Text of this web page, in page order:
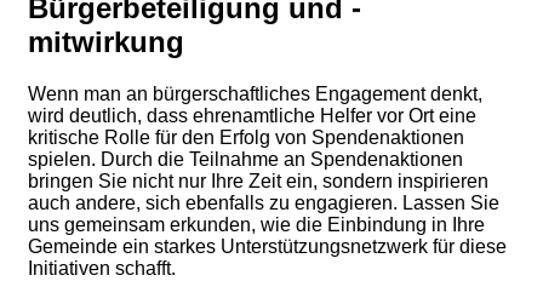
Bürgerbeteiligung und -
mitwirkung
Wenn man an bürgerschaftliches Engagement denkt,
wird deutlich, dass ehrenamtliche Helfer vor Ort eine
kritische Rolle für den Erfolg von Spendenaktionen
spielen. Durch die Teilnahme an Spendenaktionen
bringen Sie nicht nur Ihre Zeit ein, sondern inspirieren
auch andere, sich ebenfalls zu engagieren. Lassen Sie
uns gemeinsam erkunden, wie die Einbindung in Ihre
Gemeinde ein starkes Unterstützungsnetzwerk für diese
Initiativen schafft.